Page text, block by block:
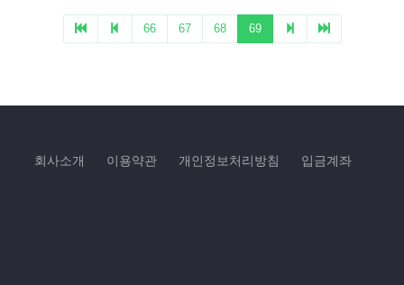
회사소개 이용약관 개인정보처리방침 입금계좌